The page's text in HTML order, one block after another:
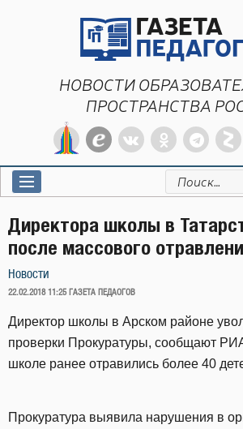
НОВОСТИ
ПРОСТРАНСТВА
Искать:
Директора школы в
после массового
Новости
ОПУБЛИКОВАНО
22.02.2018 11:25 ГАЗЕТА ПЕДАОГОВ
Директор школы в Арском районе
проверки Прокуратуры, сообщают
школе ранее отравились более 40
Прокуратура выявила нарушения в